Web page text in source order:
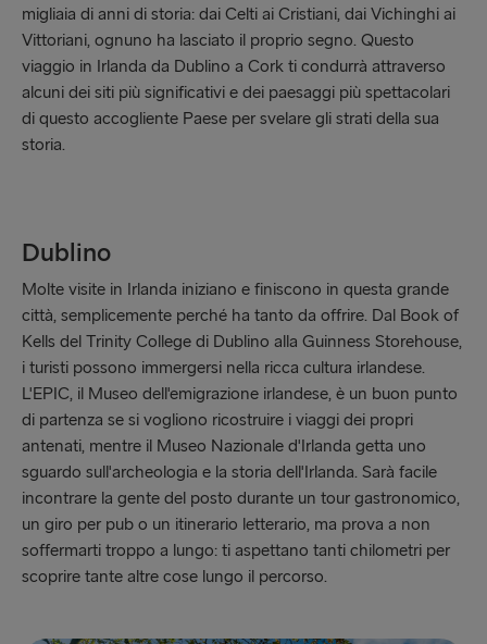
migliaia di anni di storia: dai Celti ai Cristiani, dai Vichinghi ai
Vittoriani, ognuno ha lasciato il proprio segno. Questo
viaggio in Irlanda da Dublino a Cork ti condurrà attraverso
alcuni dei siti più significativi e dei paesaggi più spettacolari
di questo accogliente Paese per svelare gli strati della sua
storia.
Dublino
Molte visite in Irlanda iniziano e finiscono in questa grande
città, semplicemente perché ha tanto da offrire. Dal Book of
Kells del Trinity College di Dublino alla Guinness Storehouse,
i turisti possono immergersi nella ricca cultura irlandese.
L'EPIC, il Museo dell'emigrazione irlandese, è un buon punto
di partenza se si vogliono ricostruire i viaggi dei propri
antenati, mentre il Museo Nazionale d'Irlanda getta uno
sguardo sull'archeologia e la storia dell'Irlanda. Sarà facile
incontrare la gente del posto durante un tour gastronomico,
un giro per pub o un itinerario letterario, ma prova a non
soffermarti troppo a lungo: ti aspettano tanti chilometri per
scoprire tante altre cose lungo il percorso.